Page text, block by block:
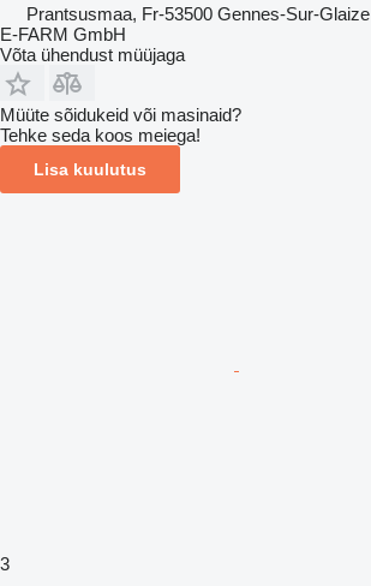
Prantsusmaa, Fr-53500 Gennes-Sur-Glaize
E-FARM GmbH
Võta ühendust müüjaga
Müüte sõidukeid või masinaid?
Tehke seda koos meiega!
Lisa kuulutus
3